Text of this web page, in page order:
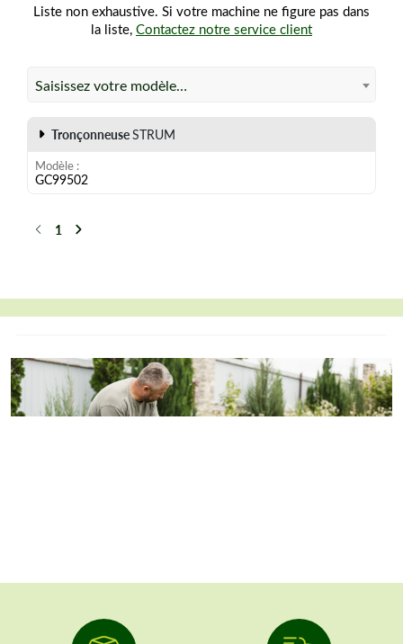
Liste non exhaustive. Si votre machine ne figure pas dans
la liste, Contactez notre service client
Saisissez votre modèle…
TronçonneuseSTRUM
Modèle
GC99502
Précédent
1 Suivant